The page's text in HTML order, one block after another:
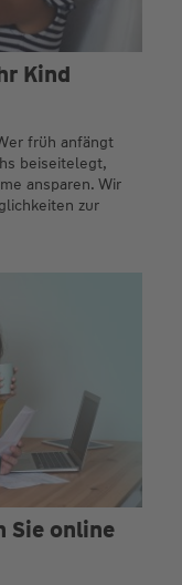
Kind
früh anfängt
beiseitelegt,
ansparen. Wir
zur
Sie online